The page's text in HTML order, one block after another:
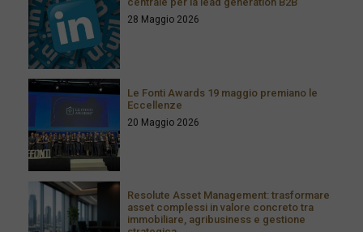
28 Maggio 2026
Le Fonti Awards 19 maggio premiano le
Eccellenze
20 Maggio 2026
Resolute Asset Management: trasformare
asset complessi in valore concreto tra
immobiliare, agribusiness e gestione